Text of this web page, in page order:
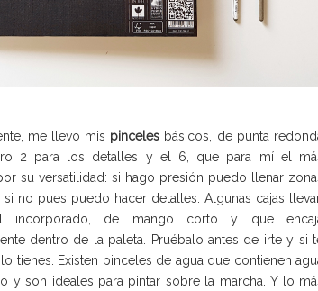
me llevo mis pinceles básicos, de punta
2 para los detalles y el 6, que para mí el
su versatilidad: si hago presión puedo llenar
si no pues puedo hacer detalles. Algunas cajas
incorporado, de mango corto y que
dentro de la paleta. Pruébalo antes de irte y si
lo tienes. Existen pinceles de agua que contienen
y son ideales para pintar sobre la marcha. Y lo